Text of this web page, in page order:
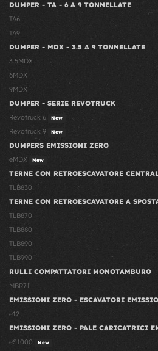
DUMPER - TA - 6 A 9 TONNELLATE
TA6
TA9
DUMPER - MDX - 3.5 A 9 TONNELLATE
3.5MDX
6MDX
9MDX
DUMPER - SERIE REVOTRUCK
Revotruck 6
New
Revotruck 9 New
DUMPERS EMISSIONI ZERO
eMDX
New
TERNE CON RETROESCAVATORE
TLB830
TERNE CON RETROESCAVATORE A
TLB870
TLB880
TLB890
TLB990
RULLI COMPATTATORI MONOTAMBURO
MBR71
EMISSIONI ZERO - ESCAVATORI
e12
EMISSIONI ZERO - PALE CARICATRICI
eS1000
New